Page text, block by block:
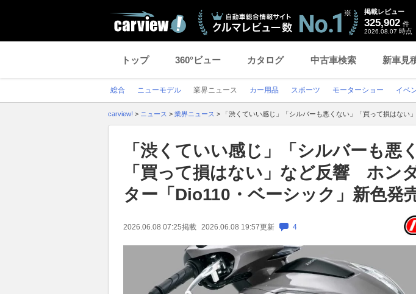
掲載レビュー
325,902 件
2026.08.07 時点
トップ 360°ビュー カタログ 中古車検索 新車見
総合 ニューモデル 業界ニュース カー用品 スポーツ モーターショー イベ
carview! > ニュース > 業界ニュース > 「渋くていい感じ」「シルバーも悪くない」「買って損はな
「渋くていい感じ」「シルバーも悪
「買って損はない」など反響 ホン
ター「Dio110・ベーシック」新色発
2026.06.08 07:25掲載 2026.06.08 19:57更新 4